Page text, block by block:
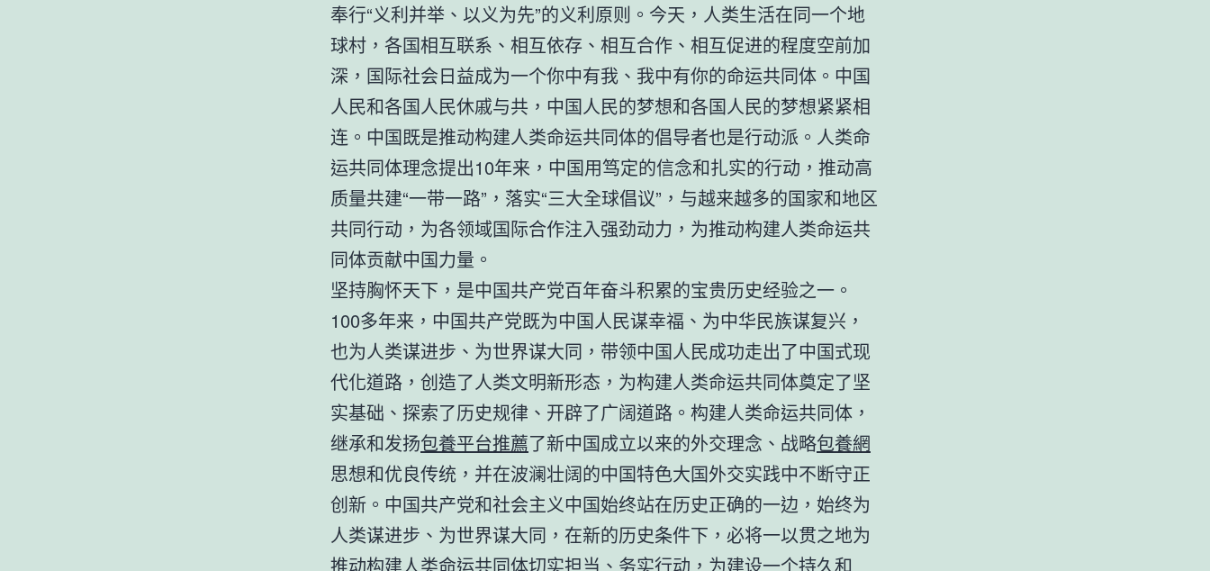
奉行“义利并举、以义为先”的义利原则。今天，人类生活在同一个地
球村，各国相互联系、相互依存、相互合作、相互促进的程度空前加
深，国际社会日益成为一个你中有我、我中有你的命运共同体。中国
人民和各国人民休戚与共，中国人民的梦想和各国人民的梦想紧紧相
连。中国既是推动构建人类命运共同体的倡导者也是行动派。人类命
运共同体理念提出10年来，中国用笃定的信念和扎实的行动，推动高
质量共建“一带一路”，落实“三大全球倡议”，与越来越多的国家和地区
共同行动，为各领域国际合作注入强劲动力，为推动构建人类命运共
同体贡献中国力量。
坚持胸怀天下，是中国共产党百年奋斗积累的宝贵历史经验之一。
100多年来，中国共产党既为中国人民谋幸福、为中华民族谋复兴，
也为人类谋进步、为世界谋大同，带领中国人民成功走出了中国式现
代化道路，创造了人类文明新形态，为构建人类命运共同体奠定了坚
实基础、探索了历史规律、开辟了广阔道路。构建人类命运共同体，
继承和发扬包養平台推薦了新中国成立以来的外交理念、战略包養網
思想和优良传统，并在波澜壮阔的中国特色大国外交实践中不断守正
创新。中国共产党和社会主义中国始终站在历史正确的一边，始终为
人类谋进步、为世界谋大同，在新的历史条件下，必将一以贯之地为
推动构建人类命运共同体切实担当、务实行动，为建设一个持久和